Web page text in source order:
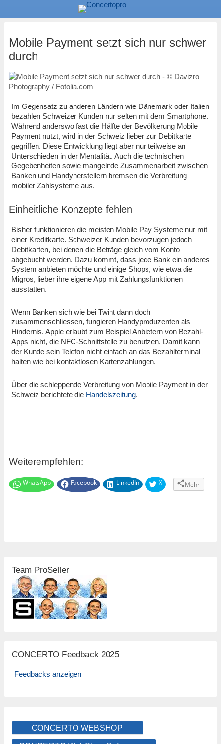
Mobile Payment setzt sich nur schwer
durch
Im Gegensatz zu anderen Ländern wie Dänemark oder Italien
bezahlen Schweizer Kunden nur selten mit dem Smartphone.
Während anderswo fast die Hälfte der Bevölkerung Mobile
Payment nutzt, wird in der Schweiz lieber zur Debitkarte
gegriffen. Diese Entwicklung liegt aber nur teilweise an
Unterschieden in der Mentalität. Auch die technischen
Gegebenheiten sowie mangelnde Zusammenarbeit zwischen
Banken und Handyherstellern bremsen die Verbreitung
mobiler Zahlsysteme aus.
Einheitliche Konzepte fehlen
Bisher funktionieren die meisten Mobile Pay Systeme nur mit
einer Kreditkarte. Schweizer Kunden bevorzugen jedoch
Debitkarten, bei denen die Beträge gleich vom Konto
abgebucht werden. Dazu kommt, dass jede Bank ein anderes
System anbieten möchte und einige Shops, wie etwa die
Migros, lieber ihre eigene App mit Zahlungsfunktionen
ausstatten.
Wenn Banken sich wie bei Twint dann doch
zusammenschliessen, fungieren Handyproduzenten als
Hindernis. Apple erlaubt zum Beispiel Anbietern von Bezahl-
Apps nicht, die NFC-Schnittstelle zu benutzen. Damit kann
der Kunde sein Telefon nicht einfach an das Bezahlterminal
halten wie bei kontaktlosen Kartenzahlungen.
Über die schleppende Verbreitung von Mobile Payment in der
Schweiz berichtete die Handelszeitung.
Weiterempfehlen:
WhatsApp Facebook LinkedIn X Mehr
Team ProSeller
CONCERTO Feedback 2025
Feedbacks anzeigen
CONCERTO WEBSHOP